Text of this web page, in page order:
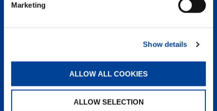
Marketing
Show details
ALLOW ALL COOKIES
ALLOW SELECTION
France
élévatrices.